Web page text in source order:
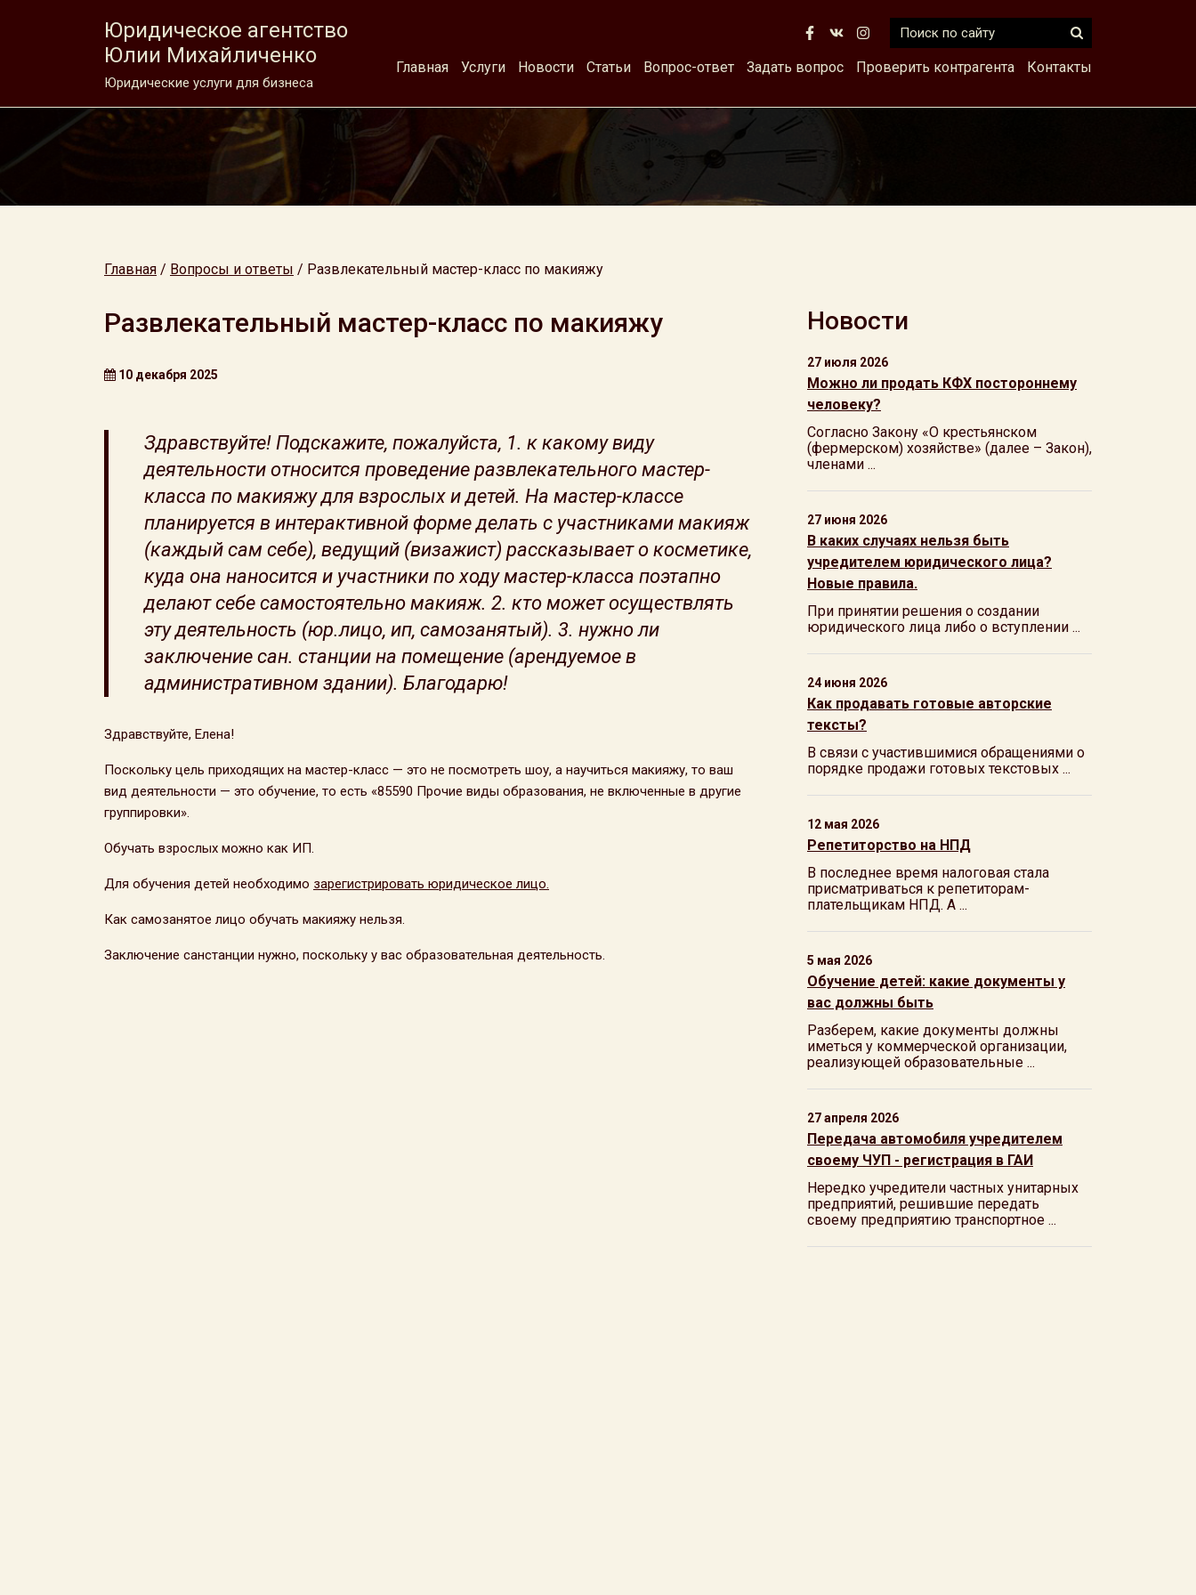
Юридическое агентство
Юлии Михайличенко
Юридические услуги для бизнеса
Главная Услуги Новости Статьи Вопрос-ответ Задать вопрос Проверить контрагента Контакты
Главная / Вопросы и ответы / Развлекательный мастер-класс по макияжу
Развлекательный мастер-класс по макияжу
10 декабря 2025
Здравствуйте! Подскажите, пожалуйста, 1. к какому виду
деятельности относится проведение развлекательного мастер-
класса по макияжу для взрослых и детей. На мастер-классе
планируется в интерактивной форме делать с участниками макияж
(каждый сам себе), ведущий (визажист) рассказывает о косметике,
куда она наносится и участники по ходу мастер-класса поэтапно
делают себе самостоятельно макияж. 2. кто может осуществлять
эту деятельность (юр.лицо, ип, самозанятый). 3. нужно ли
заключение сан. станции на помещение (арендуемое в
административном здании). Благодарю!
Здравствуйте, Елена!
Поскольку цель приходящих на мастер-класс — это не посмотреть шоу, а научиться макияжу, то ваш
вид деятельности — это обучение, то есть «85590 Прочие виды образования, не включенные в другие
группировки».
Обучать взрослых можно как ИП.
Для обучения детей необходимо зарегистрировать юридическое лицо.
Как самозанятое лицо обучать макияжу нельзя.
Заключение санстанции нужно, поскольку у вас образовательная деятельность.
Новости
27 июля 2026
Можно ли продать КФХ постороннему
человеку?
Согласно Закону «О крестьянском
(фермерском) хозяйстве» (далее – Закон),
членами ...
27 июня 2026
В каких случаях нельзя быть
учредителем юридического лица?
Новые правила.
При принятии решения о создании
юридического лица либо о вступлении ...
24 июня 2026
Как продавать готовые авторские
тексты?
В связи с участившимися обращениями о
порядке продажи готовых текстовых ...
12 мая 2026
Репетиторство на НПД
В последнее время налоговая стала
присматриваться к репетиторам-
плательщикам НПД. А ...
5 мая 2026
Обучение детей: какие документы у
вас должны быть
Разберем, какие документы должны
иметься у коммерческой организации,
реализующей образовательные ...
27 апреля 2026
Передача автомобиля учредителем
своему ЧУП - регистрация в ГАИ
Нередко учредители частных унитарных
предприятий, решившие передать
своему предприятию транспортное ...